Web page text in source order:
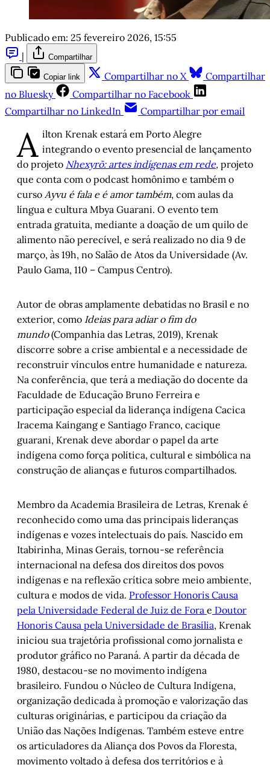
Publicado em: 25 fevereiro 2026, 15:55
|
Compartilhar
Copiar link Compartilhar no X
Compartilhar
no Bluesky
Compartilhar no Facebook
Compartilhar no LinkedIn
Compartilhar por email
A ilton Krenak estará em Porto Alegre
integrando o evento presencial de lançamento
do projeto Nhexyrõ: artes indígenas em rede, projeto
que conta com o podcast homônimo e também o
curso Ayvu é fala e é amor também, com aulas da
língua e cultura Mbya Guarani. O evento tem
entrada gratuita, mediante a doação de um quilo de
alimento não perecível, e será realizado no dia 9 de
março, às 19h, no Salão de Atos da Universidade (Av.
Paulo Gama, 110 – Campus Centro).
Autor de obras amplamente debatidas no Brasil e no
exterior, como Ideias para adiar o fim do
mundo(Companhia das Letras, 2019), Krenak
discorre sobre a crise ambiental e a necessidade de
reconstruir vínculos entre humanidade e natureza.
Na conferência, que terá a mediação do docente da
Faculdade de Educação Bruno Ferreira e
participação especial da liderança indígena Cacica
Iracema Kaingang e Santiago Franco, cacique
guarani, Krenak deve abordar o papel da arte
indígena como força política, cultural e simbólica na
construção de alianças e futuros compartilhados.
Membro da Academia Brasileira de Letras, Krenak é
reconhecido como uma das principais lideranças
indígenas e vozes intelectuais do país. Nascido em
Itabirinha, Minas Gerais, tornou-se referência
internacional na defesa dos direitos dos povos
indígenas e na reflexão crítica sobre meio ambiente,
cultura e modos de vida. Professor Honoris Causa
pela Universidade Federal de Juiz de Fora e Doutor
Honoris Causa pela Universidade de Brasília, Krenak
iniciou sua trajetória profissional como jornalista e
produtor gráfico no Paraná. A partir da década de
1980, destacou-se no movimento indígena
brasileiro. Fundou o Núcleo de Cultura Indígena,
organização dedicada à promoção e valorização das
culturas originárias, e participou da criação da
União das Nações Indígenas. Também esteve entre
os articuladores da Aliança dos Povos da Floresta,
movimento voltado à defesa dos territórios e à